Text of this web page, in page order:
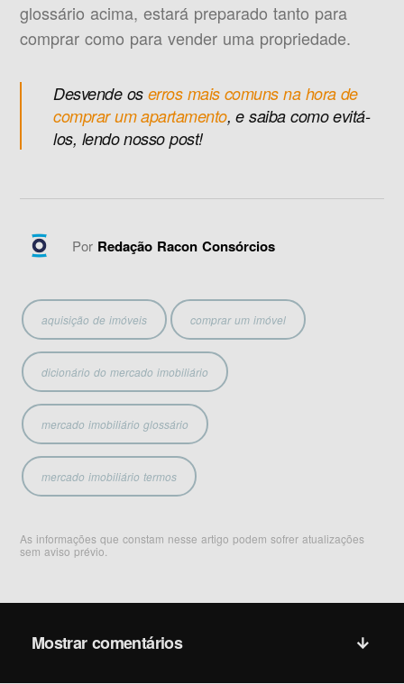
glossário acima, estará preparado tanto para
comprar como para vender uma propriedade.
Desvende os erros mais comuns na hora de
comprar um apartamento, e saiba como evitá-
los, lendo nosso post!
Por Redação Racon Consórcios
aquisição de imóveis comprar um imóvel
dicionário do mercado imobiliário
mercado imobiliário glossário
mercado imobiliário termos
As informações que constam nesse artigo podem sofrer atualizações
sem aviso prévio.
Mostrar comentários